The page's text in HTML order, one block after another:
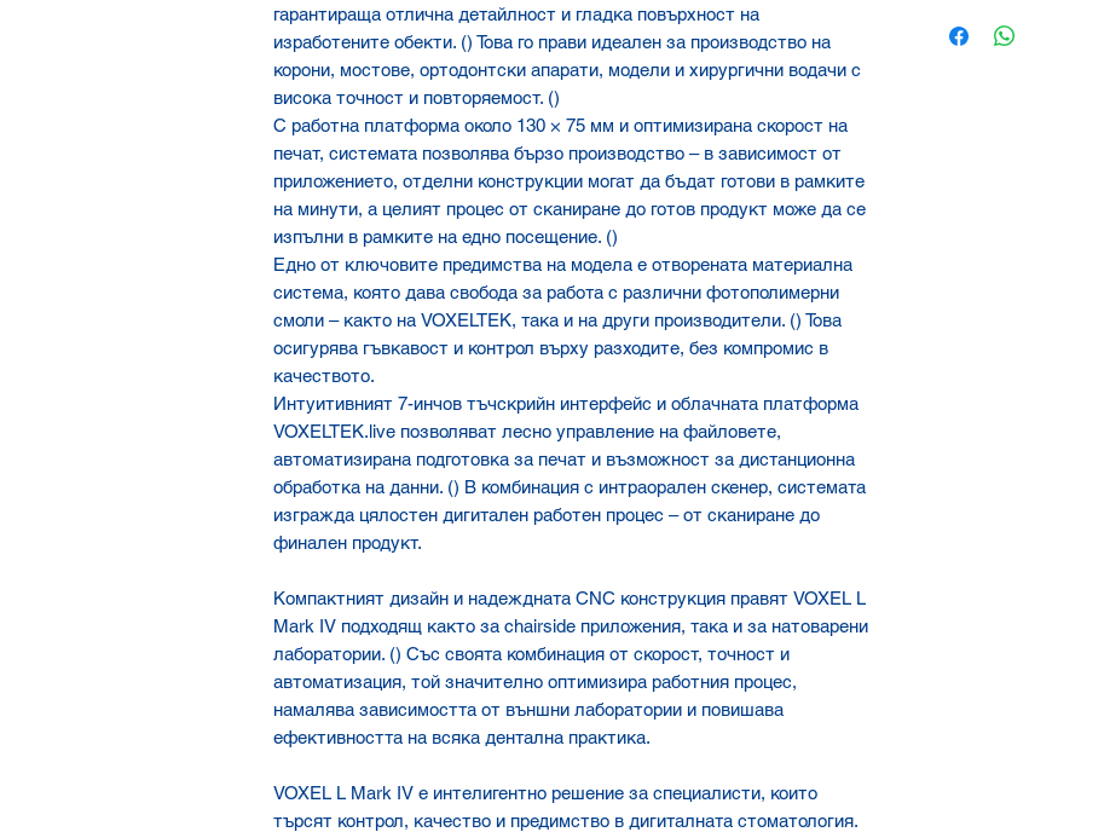
гарантираща отлична детайлност и гладка повърхност на
изработените обекти. () Това го прави идеален за производство на
корони, мостове, ортодонтски апарати, модели и хирургични водачи с
висока точност и повторяемост. ()
С работна платформа около 130 × 75 мм и оптимизирана скорост на
печат, системата позволява бързо производство – в зависимост от
приложението, отделни конструкции могат да бъдат готови в рамките
на минути, а целият процес от сканиране до готов продукт може да се
изпълни в рамките на едно посещение. ()
Едно от ключовите предимства на модела е отворената материална
система, която дава свобода за работа с различни фотополимерни
смоли – както на VOXELTEK, така и на други производители. () Това
осигурява гъвкавост и контрол върху разходите, без компромис в
качеството.
Интуитивният 7-инчов тъчскрийн интерфейс и облачната платформа
VOXELTEK.live позволяват лесно управление на файловете,
автоматизирана подготовка за печат и възможност за дистанционна
обработка на данни. () В комбинация с интраорален скенер, системата
изгражда цялостен дигитален работен процес – от сканиране до
финален продукт.
Компактният дизайн и надеждната CNC конструкция правят VOXEL L
Mark IV подходящ както за chairside приложения, така и за натоварени
лаборатории. () Със своята комбинация от скорост, точност и
автоматизация, той значително оптимизира работния процес,
намалява зависимостта от външни лаборатории и повишава
ефективността на всяка дентална практика.
VOXEL L Mark IV е интелигентно решение за специалисти, които
търсят контрол, качество и предимство в дигиталната стоматология.
наш екип за препоръка.